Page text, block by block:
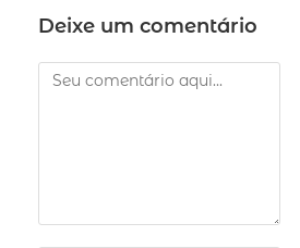
Deixe um comentário